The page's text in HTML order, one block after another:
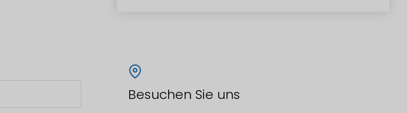
Besuchen Sie uns